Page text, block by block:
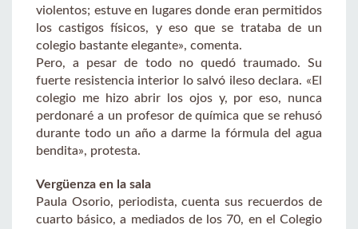
violentos; estuve en lugares donde eran permitidos
los castigos físicos, y eso que se trataba de un
colegio bastante elegante», comenta.
Pero, a pesar de todo no quedó traumado. Su
fuerte resistencia interior lo salvó ileso declara. «El
colegio me hizo abrir los ojos y, por eso, nunca
perdonaré a un profesor de química que se rehusó
durante todo un año a darme la fórmula del agua
bendita», protesta.
Vergüenza en la sala
Paula Osorio, periodista, cuenta sus recuerdos de
cuarto básico, a mediados de los 70, en el Colegio